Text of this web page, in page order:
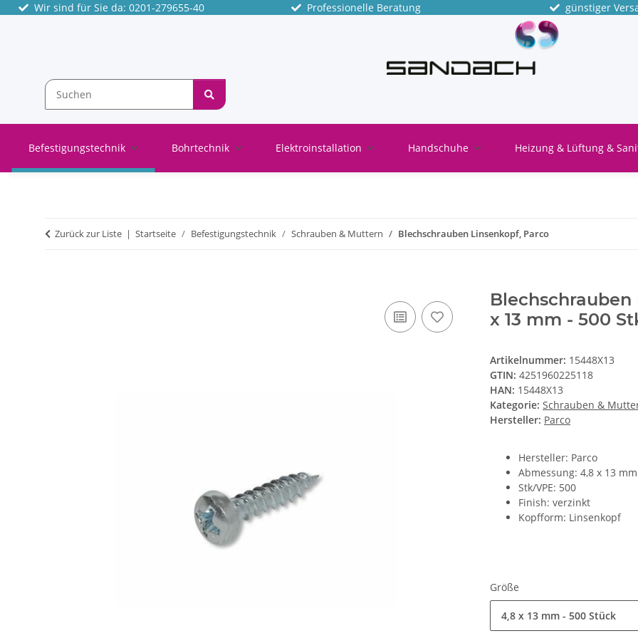
Wir sind für Sie da: 0201-279655-40 Professionelle Beratung günstiger
Befestigungstechnik Bohrtechnik Elektroinstallation Handschuhe Heizung & Lüftung &
Zurück zur Liste Startseite Befestigungstechnik Schrauben & Muttern Blechschrauben Linsenkopf, Parco
Blechschrauben
x 13 mm - 500
Artikelnummer: 15448X13
GTIN: 4251960225118
HAN: 15448X13
Kategorie: Schrauben &
Hersteller: Parco
Hersteller: Parco
Abmessung: 4,8 x 13 mm
Stk/VPE: 500
Finish: verzinkt
Kopfform: Linsenkopf
Größe
4,8 x 13 mm - 500 Stück